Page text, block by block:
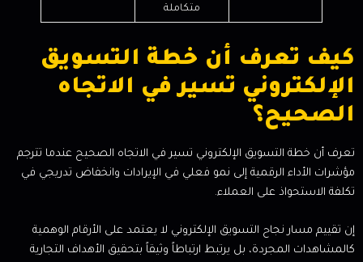
متكاملة
كيف تعرف أن خطة التسويق
الإلكتروني تسير في الاتجاه
الصحيح؟
تعرف أن خطة التسويق الإلكتروني تسير في الاتجاه الصحيح عندما تترجم
مؤشرات الأداء الرقمية إلى نمو فعلي في الإيرادات وانخفاض تدريجي في
تكلفة الاستحواذ على العملاء.
إن تقييم مسار نجاح التسويق الإلكتروني لا يعتمد على الأرقام الوهمية
كالمشاهدات المجردة، بل يرتبط ارتباطاً وثيقاً بتحقيق الأهداف التجارية